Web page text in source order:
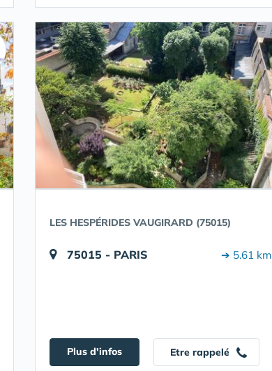
LES HESPÉRIDES VAUGIRARD (75015)
75015 - PARIS ➔ 5.61 km
Plus d'infos Etre rappelé